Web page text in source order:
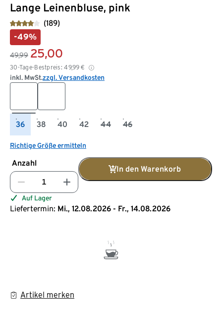
Lange Leinenbluse, pink
(189)
-49%
49,99 25,00
30-Tage-Bestpreis: 49,99 €
inkl. MwSt.zzgl. Versandkosten
36 38 40 42 44 46
Richtige Größe ermitteln
Anzahl
In den Warenkorb
Auf Lager
Liefertermin: Mi., 12.08.2026 - Fr., 14.08.2026
Artikel merken